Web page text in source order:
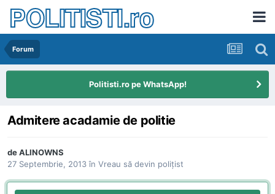
POLITISTI.ro
Forum
Politisti.ro pe WhatsApp!
Admitere acadamie de politie
deALINOWNS
27 Septembrie, 2013 în Vreau să devin poliţist